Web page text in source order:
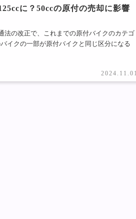
に？50ccの原付の売却に影響
法の改正で、これまでの原付バイクのカテゴ
イクの一部が原付バイクと同じ区分になる
2024.11.01